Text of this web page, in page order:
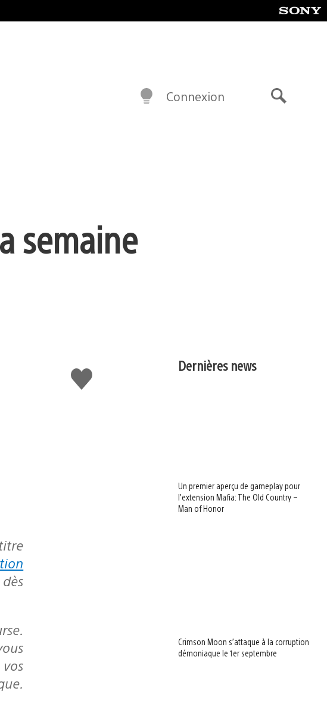
Connexion
semaine
J'aime Dernières news
Un premier aperçu de gameplay pour
l’extension Mafia: The Old Country –
Man of Honor
Crimson Moon s’attaque à la corruption
démoniaque le 1er septembre